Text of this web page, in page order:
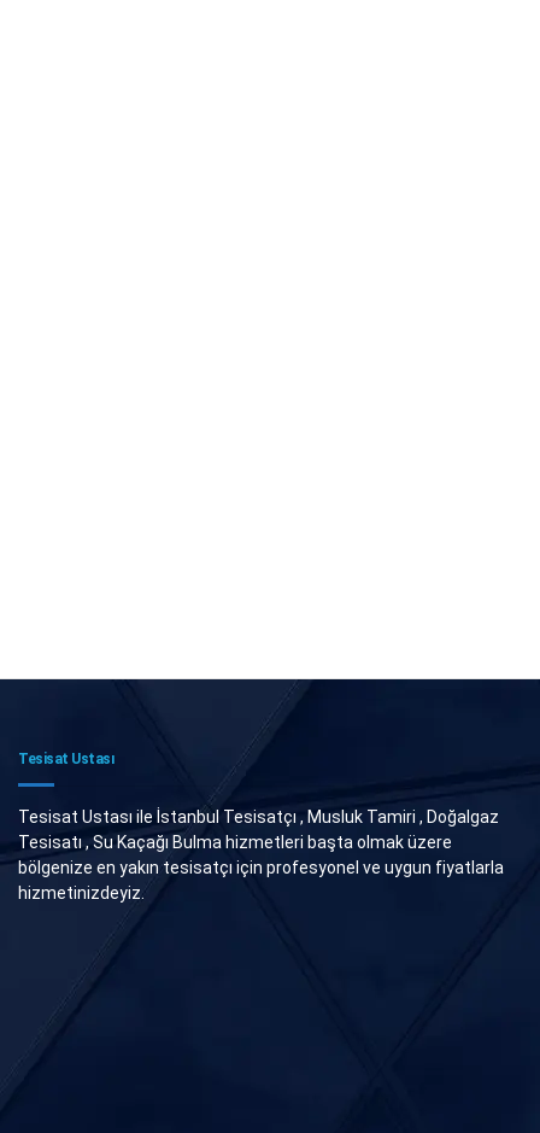
Tesisat Ustası
Tesisat Ustası ile İstanbul Tesisatçı , Musluk Tamiri , Doğalgaz
Tesisatı , Su Kaçağı Bulma hizmetleri başta olmak üzere
bölgenize en yakın tesisatçı için profesyonel ve uygun fiyatlarla
hizmetinizdeyiz.